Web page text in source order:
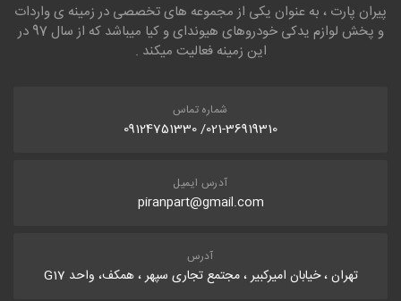
پیران پارت ، به عنوان یکی از مجموعه های تخصصی در زمینه ی واردات
و پخش لوازم یدکی خودروهای هیوندای و کیا میباشد که از سال 97 در
این زمینه فعالیت میکند .
شماره تماس
021-36919310/ 09124751330
آدرس ایمیل
piranpart@gmail.com
آدرس
تهران ، خیابان امیرکبیر ، مجتمع تجاری سپهر ، همکف، واحد G17